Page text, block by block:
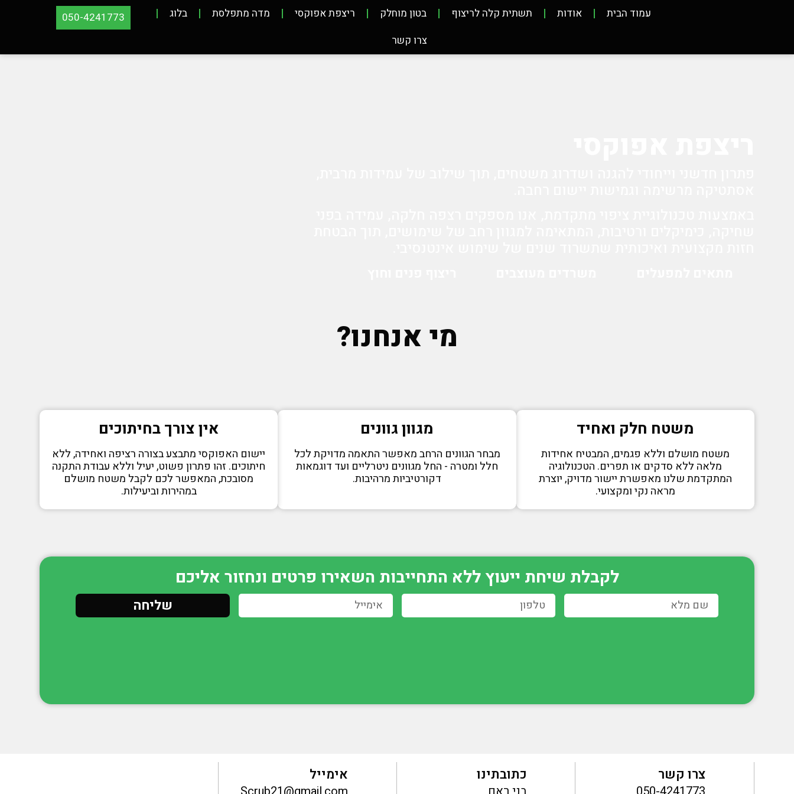
עמוד הבית אודות תשתית קלה לריצוף בטון מוחלק ריצפת אפוקסי מדה מתפלסת
בלוג
צרו קשר
050-4241773
מי אנחנו?
משטח חלק ואחיד
משטח מושלם וללא פגמים, המבטיח אחידות
מלאה ללא סדקים או תפרים. הטכנולוגיה
המתקדמת שלנו מאפשרת יישור מדויק, יוצרת
מראה נקי ומקצועי.
מגוון גוונים
מבחר הגוונים הרחב מאפשר התאמה מדויקת לכל
חלל ומטרה - החל מגוונים ניטרליים ועד דוגמאות
דקורטיביות מרהיבות.
אין צורך בחיתוכים
יישום האפוקסי מתבצע בצורה רציפה ואחידה, ללא
חיתוכים. זהו פתרון פשוט, יעיל וללא עבודת התקנה
מסובכת, המאפשר לכם לקבל משטח מושלם
במהירות וביעילות.
לקבלת שיחת ייעוץ ללא התחייבות השאירו פרטים ונחזור אליכם
שליחה
צרו קשר כתובתינו אימייל